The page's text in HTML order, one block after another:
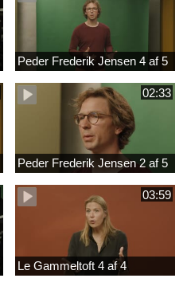
Peder Frederik Jensen 4 af 5
02:33
Peder Frederik Jensen 2 af 5
03:59
Le Gammeltoft 4 af 4